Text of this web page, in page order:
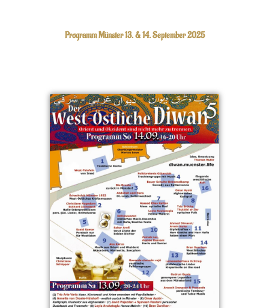
Programm Münster 13. & 14. September 2025